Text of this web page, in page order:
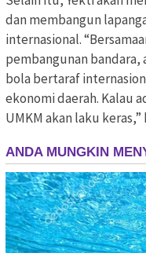
dan membangun
internasional.
pembangunan bandara,
bola bertaraf
ekonomi daerah. Kalau
UMKM akan laku keras,”